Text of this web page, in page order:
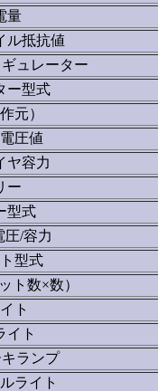
量
ル抵抗値
ュレーター
ー型式
元）
圧値
ヤ容力
ー
型式
圧/容力
型式
ト数×数）
ト
イト
ランプ
ライト